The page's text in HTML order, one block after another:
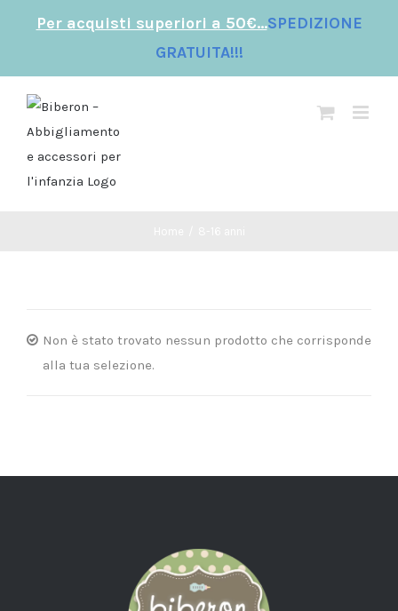
Per acquisti superiori a 50€...SPEDIZIONE
GRATUITA!!!
contenuto
Non è stato trovato nessun prodotto che corrisponde
alla tua selezione.